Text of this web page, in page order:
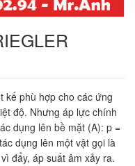
kế phù hợp cho các ứng
độ. Nhưng áp lực chính
dụng lên bề mặt (A): p =
dụng lên một vật gọi là
đẩy, áp suất âm xảy ra.